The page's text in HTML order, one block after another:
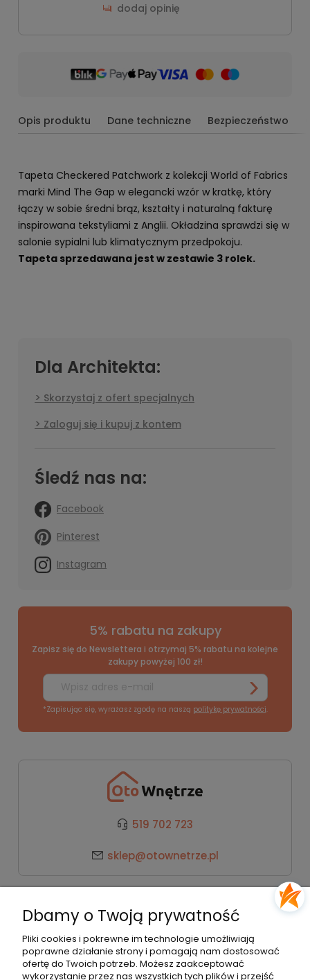
dodaj opinię
Opis produktu Dane techniczne Bezpieczeństwo
Tapeta Checkered Patchwork z kolekcji World of Fabrics
marki Mind The Gap w elegancki wzór w kratkę, który
łączy w sobie średni brąz, kształty i naturalną fakturę
inspirowana tekstyliami z Anglii. Okładzina sprawdzi się w
salonie sypialni lub klimatycznym przedpokoju.
Tapeta sprzedawana jest w zestawie 3 rolek.
Dla Architekta:
Skorzystaj z ofert specjalnych
Zaloguj się i kupuj z kontem
Śledź nas na:
Facebook
Pinterest
Instagram
5% rabatu na zakupy
Zapisz się do Newslettera i otrzymaj 5% rabatu na kolejne
zakupy powyżej 100 zł!
*Zapisując się, wyrażasz zgodę na naszą politykę prywatności.
519 702 723
sklep@otownetrze.pl
Pomoc
Dbamy o Twoją prywatność
Pliki cookies i pokrewne im technologie umożliwiają
poprawne działanie strony i pomagają nam dostosować
ofertę do Twoich potrzeb. Możesz zaakceptować
wykorzystanie przez nas wszystkich tych plików i przejść